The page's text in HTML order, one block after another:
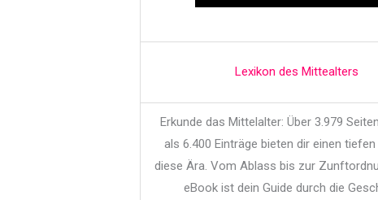
Lexikon des Mittealters
Erkunde das Mittelalter: Über 3.979
als 6.400 Einträge bieten dir einen tiefen
diese Ära. Vom Ablass bis zur
eBook ist dein Guide durch die